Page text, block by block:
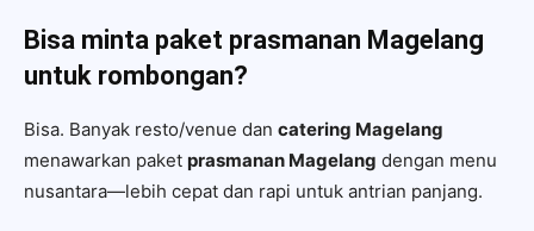
Bisa minta paket prasmanan Magelang
untuk rombongan?
Bisa. Banyak resto/venue dan catering Magelang
menawarkan paket prasmanan Magelang dengan menu
nusantara—lebih cepat dan rapi untuk antrian panjang.